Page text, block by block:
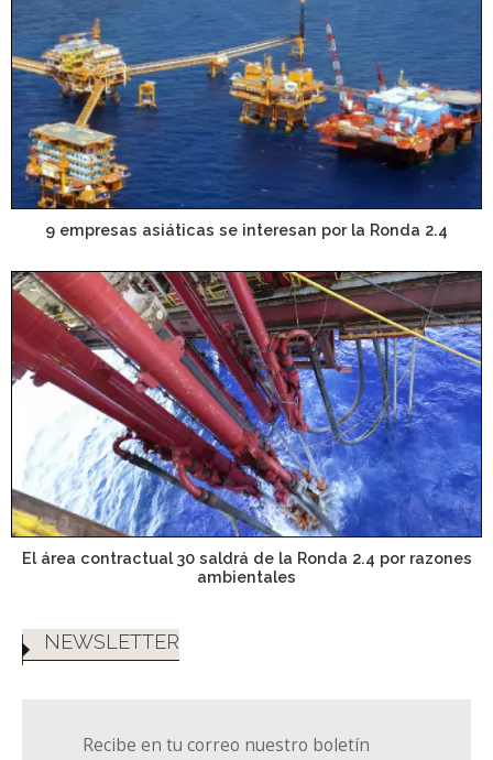
9 empresas asiáticas se interesan por la Ronda 2.4
El área contractual 30 saldrá de la Ronda 2.4 por razones
ambientales
NEWSLETTER
Recibe en tu correo nuestro boletín